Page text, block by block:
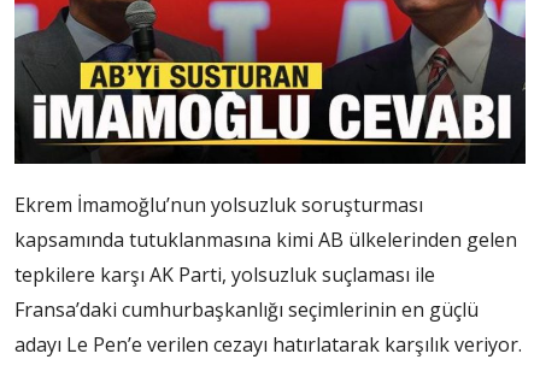
Ekrem İmamoğlu’nun yolsuzluk soruşturması
kapsamında tutuklanmasına kimi AB ülkelerinden gelen
tepkilere karşı AK Parti, yolsuzluk suçlaması ile
Fransa’daki cumhurbaşkanlığı seçimlerinin en güçlü
adayı Le Pen’e verilen cezayı hatırlatarak karşılık veriyor.